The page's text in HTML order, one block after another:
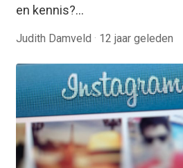
en kennis?…
Judith Damveld · 12 jaar geleden